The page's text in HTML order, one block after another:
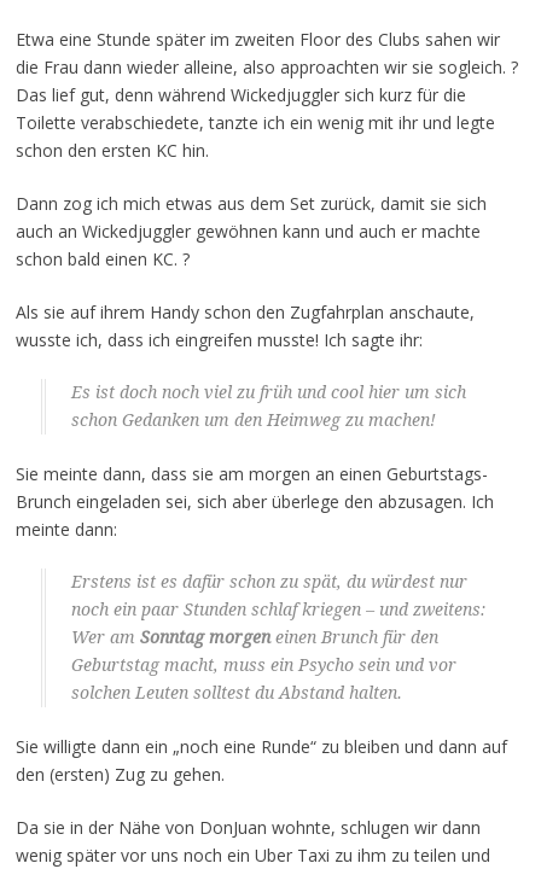
Etwa eine Stunde später im zweiten Floor des Clubs sahen wir
die Frau dann wieder alleine, also approachten wir sie sogleich. ?
Das lief gut, denn während Wickedjuggler sich kurz für die
Toilette verabschiedete, tanzte ich ein wenig mit ihr und legte
schon den ersten KC hin.
Dann zog ich mich etwas aus dem Set zurück, damit sie sich
auch an Wickedjuggler gewöhnen kann und auch er machte
schon bald einen KC. ?
Als sie auf ihrem Handy schon den Zugfahrplan anschaute,
wusste ich, dass ich eingreifen musste! Ich sagte ihr:
Es ist doch noch viel zu früh und cool hier um sich
schon Gedanken um den Heimweg zu machen!
Sie meinte dann, dass sie am morgen an einen Geburtstags-
Brunch eingeladen sei, sich aber überlege den abzusagen. Ich
meinte dann:
Erstens ist es dafür schon zu spät, du würdest nur
noch ein paar Stunden schlaf kriegen – und zweitens:
Wer am Sonntag morgeneinen Brunch für den
Geburtstag macht, muss ein Psycho sein und vor
solchen Leuten solltest du Abstand halten.
Sie willigte dann ein „noch eine Runde“ zu bleiben und dann auf
den (ersten) Zug zu gehen.
Da sie in der Nähe von DonJuan wohnte, schlugen wir dann
wenig später vor uns noch ein Uber Taxi zu ihm zu teilen und